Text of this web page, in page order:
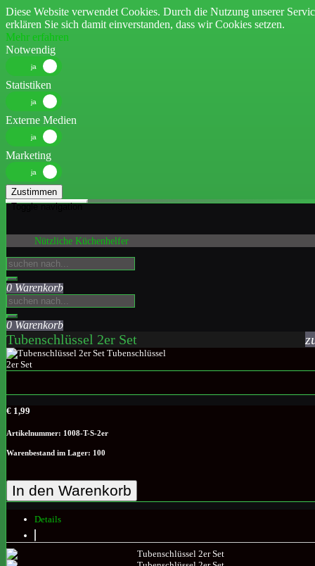
Diese Website verwendet Cookies. Durch die Nutzung unserer
erklären Sie sich damit einverstanden, dass wir Cookies setzen.
Mehr erfahren
Notwendig
Statistiken
Externe Medien
Marketing
Zustimmen
Toggle navigation
Nützliche Küchenhelfer
0 Warenkorb
0 Warenkorb
Tubenschlüssel 2er Set
€ 1,99
Artikelnummer: 1008-T-S-2er
Warenbestand im Lager: 100
In den Warenkorb
Details